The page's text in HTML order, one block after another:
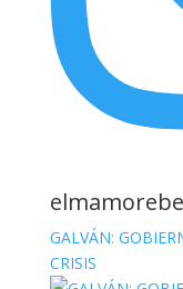
GALVÁN:
CRISIS